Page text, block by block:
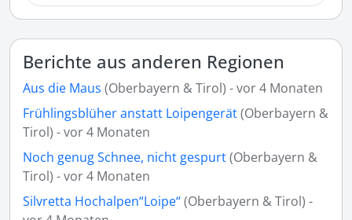
Berichte aus anderen Regionen
Aus die Maus (Oberbayern & Tirol) - vor 4 Monaten
Frühlingsblüher anstatt Loipengerät(Oberbayern &
Tirol) - vor 4 Monaten
Noch genug Schnee, nicht gespurt(Oberbayern &
Tirol) - vor 4 Monaten
Silvretta Hochalpen“Loipe“(Oberbayern & Tirol) -